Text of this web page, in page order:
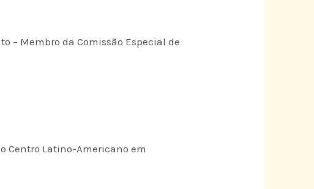
– Membro da Comissão Especial de
Centro Latino-Americano em